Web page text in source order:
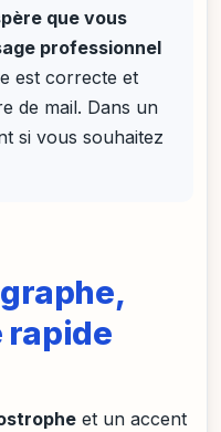
que vous
professionnel
est correcte et
de mail. Dans un
si vous souhaitez
rapide
et un accent